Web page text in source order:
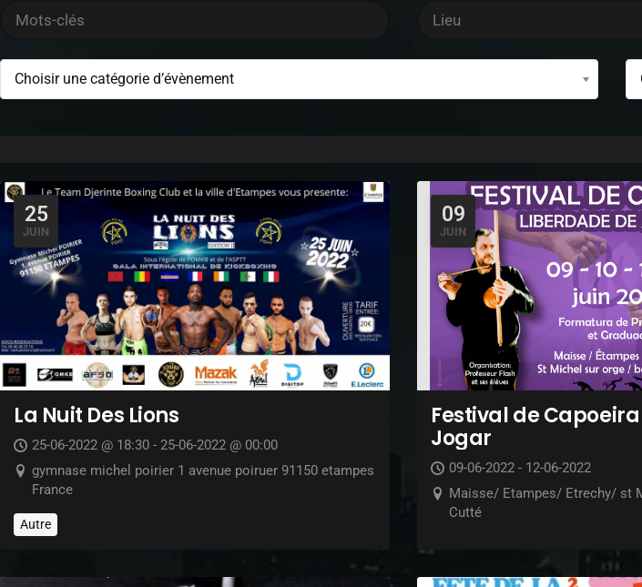
Choisir une catégorie d’évènement
25
JUIN
La Nuit Des Lions
25-06-2022 @ 18:30 - 25-06-2022 @ 00:00
gymnase michel poirier 1 avenue poiruer 91150 etampes
France
Autre
09
JUIN
Festival de
Jogar
09-06-2022 - 12-06-2022
Maisse/ Etampes/ Etrechy/ st
Cutté